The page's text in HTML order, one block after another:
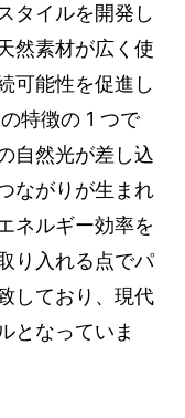
タイルを開発し
然素材が広く使
可能性を促進し
特徴の 1 つで
自然光が差し込
ながりが生まれ
ネルギー効率を
り入れる点でパ
しており、現代
となっていま